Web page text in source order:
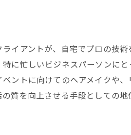
提供する高品質なサロン時間
する訪問美容の施術
ョナルによる安心のサロン体験
イアントが、自宅でプロの技
に忙しいビジネスパーソンに
ントに向けてのヘアメイクや
質を向上させる手段としての